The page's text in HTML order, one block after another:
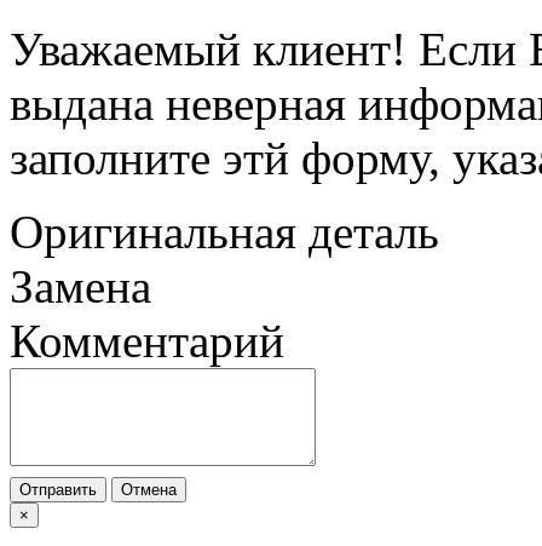
Уважаемый клиент! Если
выдана неверная
заполните этй форму,
Оригинальная деталь
Замена
Комментарий
Отправить
Отмена
×